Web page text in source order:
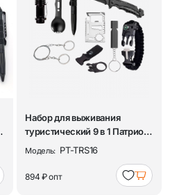
Набор для выживания
туристический 9 в 1 Патриот
PT-TRS16
Модель: PT-TRS16
894 ₽опт